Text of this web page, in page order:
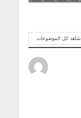
شاهد كل الموضوعات